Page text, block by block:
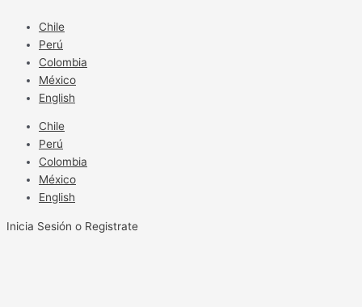
contenido
Chile
Perú
Colombia
México
English
Chile
Perú
Colombia
México
English
Inicia Sesión o Registrate